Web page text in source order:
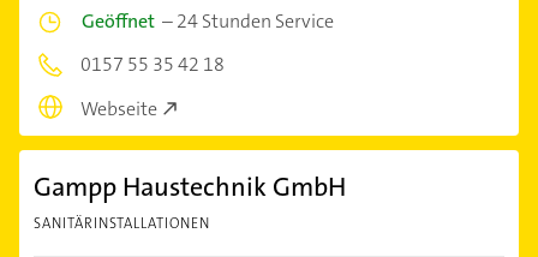
Geöffnet –24 Stunden Service
0157 55 35 42 18
Webseite
Gampp Haustechnik GmbH
SANITÄRINSTALLATIONEN